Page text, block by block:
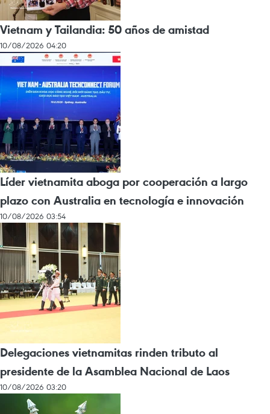
Vietnam y Tailandia: 50 años de amistad
10/08/2026 04:20
Líder vietnamita aboga por cooperación a largo
plazo con Australia en tecnología e innovación
10/08/2026 03:54
Delegaciones vietnamitas rinden tributo al
presidente de la Asamblea Nacional de Laos
10/08/2026 03:20